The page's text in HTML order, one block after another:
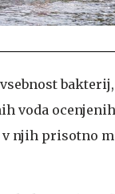
voda
njih prisotno